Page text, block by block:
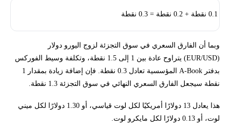
0.1 نقطة + 0.2 نقطة = 0.3 نقطة
وبما أن الفارق السعري في سوق التجزئة لزوج اليورو دولار
(EUR/USD) يتراوح عادة بين 1 إلى 1.5 نقطة، وتكلفة وسيط الفوركس
بدفتر A-Book المؤسسية تعادل 0.3 نقطة. فإن إضافة زيادة بمقدار 1
نقطة سيجعل الفارق السعري النهائي في سوق التجزئة 1.3 نقطة.
هذا يعادل 13 دولارًا أمريكيًا لكل لوت قياسي، أو 1.30 دولارًا لكل ميني
لوت، أو 0.13 دولارًا لكل مايكرو لوت.